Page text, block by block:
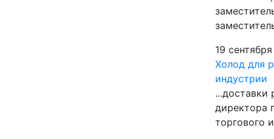
19
Холод для
индустрии
...доставки
директора
торгового